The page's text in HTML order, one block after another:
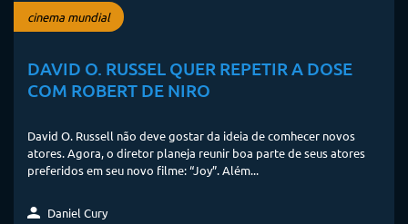
cinema mundial
DAVID O. RUSSEL QUER REPETIR A DOSE
COM ROBERT DE NIRO
David O. Russell não deve gostar da ideia de comhecer novos
atores. Agora, o diretor planeja reunir boa parte de seus atores
preferidos em seu novo filme: “Joy”. Além...
Daniel Cury